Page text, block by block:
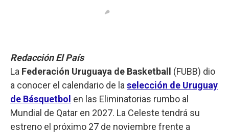
Redacción El País
La Federación Uruguaya de Basketball
(FUBB) dio
a conocer el calendario de la selección de Uruguay
de Básquetbol en las Eliminatorias rumbo al
Mundial de Qatar en 2027. La Celeste tendrá su
estreno el próximo 27 de noviembre frente a